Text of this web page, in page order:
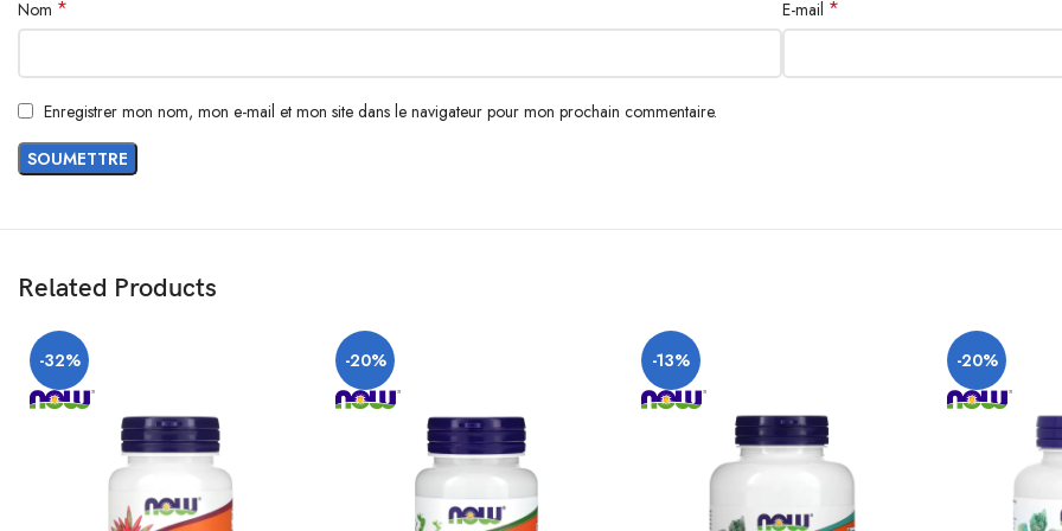
Nom * E-mail *
Enregistrer mon nom, mon e-mail et mon site dans le navigateur pour mon prochain commentaire.
Related Products
-32% -20% -13% -20%